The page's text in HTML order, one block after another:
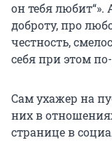
он тебя любит“».
доброту, про
честность,
себя при этом
Сам ухажер на
них в
странице в